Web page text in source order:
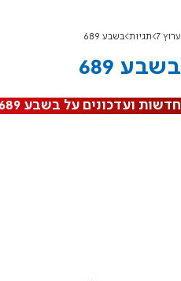
ערוץ 7 תגיות בשבע 689
בשבע 689
חדשות ועדכונים על בשבע 689